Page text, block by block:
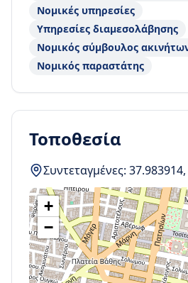
Νομικές υπηρεσίες
Υπηρεσίες διαμεσολάβησης
Νομικός σύμβουλος
Νομικός παραστάτης
Τοποθεσία
Συντεταγμένες: 37.983914,
+
−